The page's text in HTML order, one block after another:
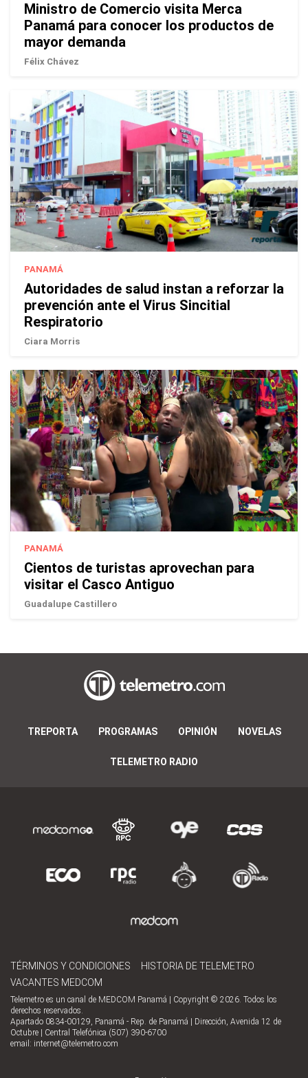
Ministro de Comercio visita Merca
Panamá para conocer los productos de
mayor demanda
Félix Chávez
PANAMÁ
Autoridades de salud instan a reforzar la
prevención ante el Virus Sincitial
Respiratorio
Ciara Morris
PANAMÁ
Cientos de turistas aprovechan para
visitar el Casco Antiguo
Guadalupe Castillero
TREPORTA PROGRAMAS OPINIÓN NOVELAS
TELEMETRO RADIO
TÉRMINOS Y CONDICIONES
HISTORIA DE TELEMETRO
VACANTES MEDCOM
Telemetro es un canal de MEDCOM Panamá | Copyright © 2026. Todos los
derechos reservados.
Apartado 0834-00129, Panamá - Rep. de Panamá | Dirección, Avenida 12 de
Octubre | Central Telefónica (507) 390-6700
email: internet@telemetro.com